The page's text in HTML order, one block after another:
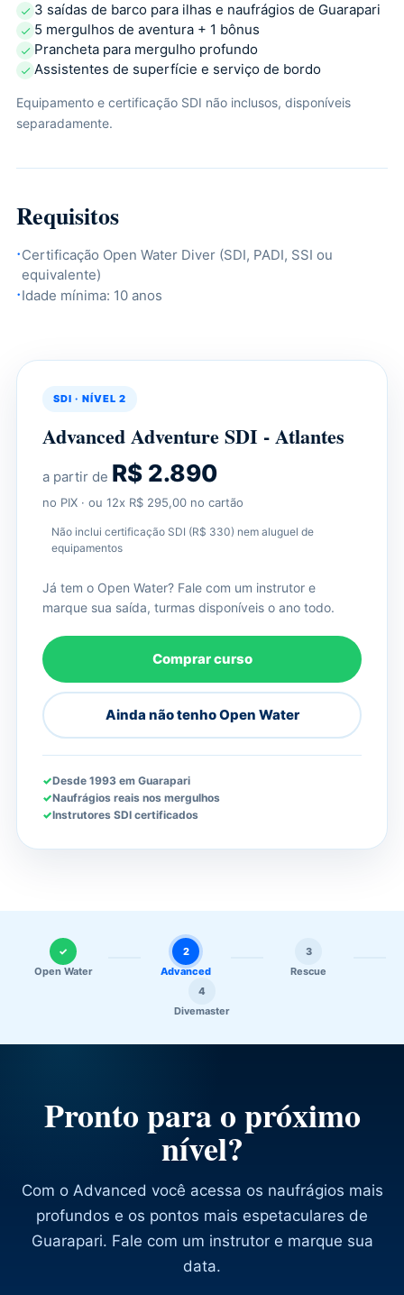
3 saídas de barco para ilhas e naufrágios de Guarapari
5 mergulhos de aventura + 1 bônus
Prancheta para mergulho profundo
Assistentes de superfície e serviço de bordo
Equipamento e certificação SDI não inclusos, disponíveis
separadamente.
Requisitos
Certificação Open Water Diver (SDI, PADI, SSI ou
equivalente)
Idade mínima: 10 anos
SDI · NÍVEL 2
Advanced Adventure SDI - Atlantes
a partir de R$ 2.890
no PIX · ou 12x R$ 295,00 no cartão
Não inclui certificação SDI (R$ 330) nem aluguel de
equipamentos
Já tem o Open Water? Fale com um instrutor e
marque sua saída, turmas disponíveis o ano todo.
Comprar curso
Ainda não tenho Open Water
Desde 1993 em Guarapari
Naufrágios reais nos mergulhos
Instrutores SDI certificados
✓
Open Water
2
Advanced
3
Rescue
4
Divemaster
Pronto para o próximo
nível?
Com o Advanced você acessa os naufrágios mais
profundos e os pontos mais espetaculares de
Guarapari. Fale com um instrutor e marque sua
data.